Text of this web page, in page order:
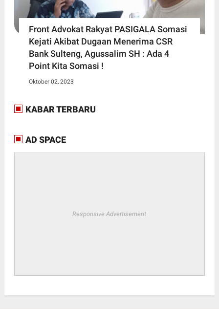
Front Advokat Rakyat PASIGALA Somasi
Kejati Akibat Dugaan Menerima CSR
Bank Sulteng, Agussalim SH : Ada 4
Point Kita Somasi !
Oktober 02, 2023
KABAR TERBARU
AD SPACE
Responsive Advertisement